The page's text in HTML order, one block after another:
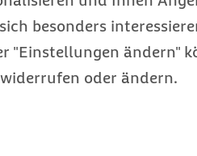
besonders
"Einstellungen ändern"
oder ändern.
Papierakten in
einen Patienten
In
dereArztbrief,
werden können.
- dadurch